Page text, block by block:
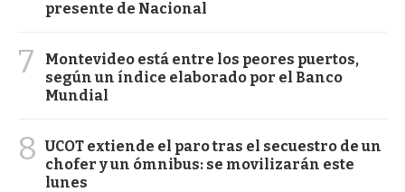
presente de Nacional
7
Montevideo está entre los peores puertos,
según un índice elaborado por el Banco
Mundial
8 UCOT extiende el paro tras el secuestro de un
chofer y un ómnibus: se movilizarán este
lunes